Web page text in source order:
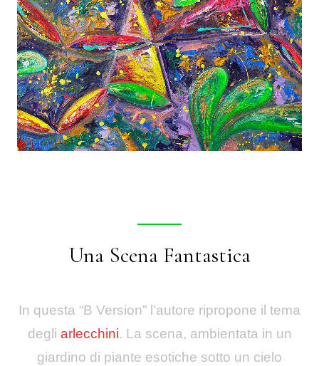
Una Scena Fantastica
In questa “B Version” l’autore ripropone il tema
degli arlecchini. La scena, ambientata in un
giardino di piante esotiche sotto un cielo